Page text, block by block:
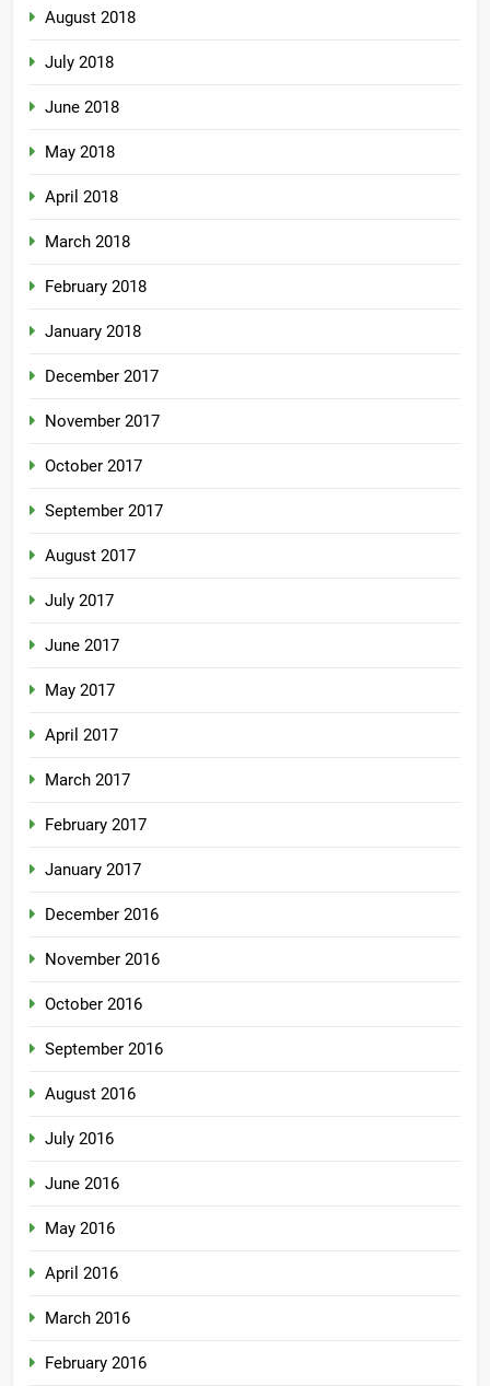
August 2018
July 2018
June 2018
May 2018
April 2018
March 2018
February 2018
January 2018
December 2017
November 2017
October 2017
September 2017
August 2017
July 2017
June 2017
May 2017
April 2017
March 2017
February 2017
January 2017
December 2016
November 2016
October 2016
September 2016
August 2016
July 2016
June 2016
May 2016
April 2016
March 2016
February 2016